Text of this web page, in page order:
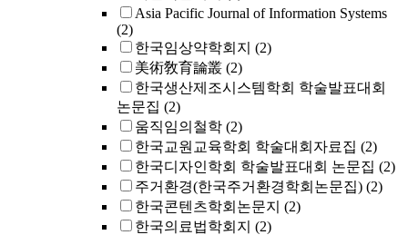
Asia Pacific Journal of Information Systems
(2)
한국임상약학회지 (2)
美術敎育論叢 (2)
한국생산제조시스템학회 학술발표대회
논문집 (2)
움직임의철학 (2)
한국교원교육학회 학술대회자료집 (2)
한국디자인학회 학술발표대회 논문집 (2)
주거환경(한국주거환경학회논문집) (2)
한국콘텐츠학회논문지 (2)
한국의료법학회지 (2)